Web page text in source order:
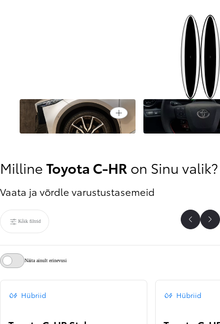
Eelmine
Järgmine
Julge Toyota C‑HR
Open card
Sinu moodi auto
Milline Toyota C-HR on Sinu valik?
Vaata ja võrdle varustustasemeid
Kõik filtrid Tagasi
Näita ainult erinevusi
Hübriid Hübriid